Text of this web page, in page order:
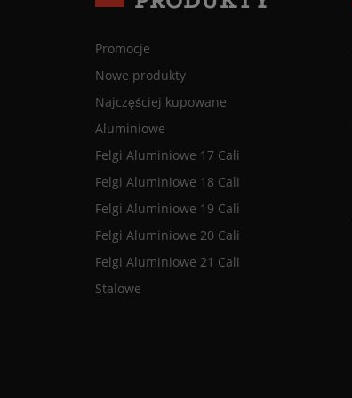
Promocje
Nowe produkty
Najczęściej kupowane
Aluminiowe
Felgi Aluminiowe 17 Cali
Felgi Aluminiowe 18 Cali
Felgi Aluminiowe 19 Cali
Felgi Aluminiowe 20 Cali
Felgi Aluminiowe 21 Cali
Stalowe